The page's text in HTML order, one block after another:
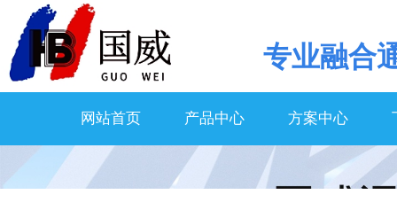
专业融合
网站首页 产品中心 方案中心